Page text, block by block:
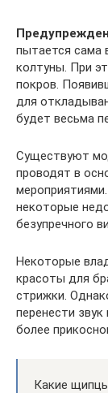
пытается сама
колтуны. При
покров.
для
будет весьма
Существуют
проводят в
некоторые
безупречного
Некоторые
красоты для
стрижки.
перенести
более
Какие